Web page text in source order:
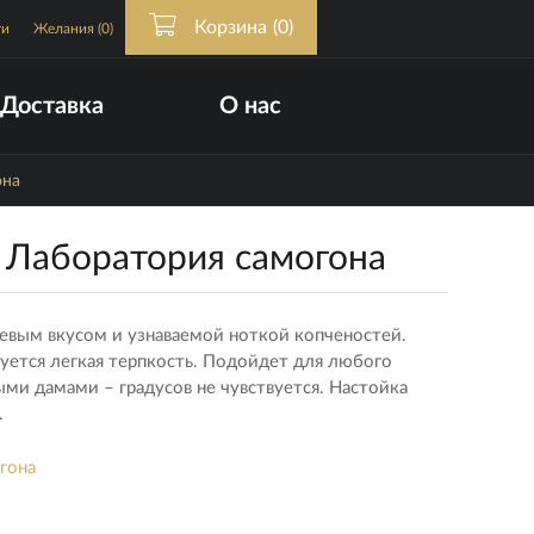
Желания (0) Корзина (0)
Доставка О нас
самогона
вкусом и узнаваемой ноткой копченостей.
легкая терпкость. Подойдет для любого
дамами – градусов не чувствуется. Настойка